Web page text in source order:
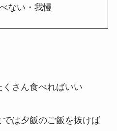
ない・我慢
さん食べればいい
は夕飯のご飯を抜けば